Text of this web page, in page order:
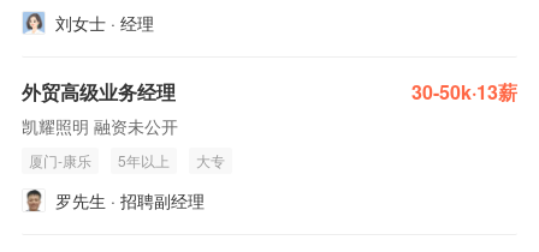
刘女士 · 经理
外贸高级业务经理 30-50k·13薪
凯耀照明 融资未公开
厦门-康乐 5年以上 大专
罗先生 · 招聘副经理